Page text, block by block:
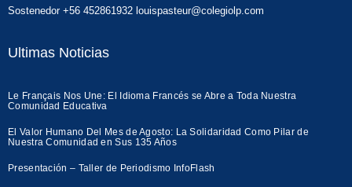
Sostenedor +56 452861932 louispasteur@colegiolp.com
Ultimas Noticias
Le Français Nos Une: El Idioma Francés se Abre a Toda Nuestra
Comunidad Educativa
El Valor Humano Del Mes de Agosto: La Solidaridad Como Pilar de
Nuestra Comunidad en Sus 135 Años
Presentación – Taller de Periodismo InfoFlash